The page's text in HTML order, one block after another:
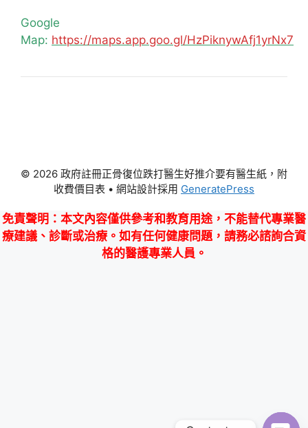
Google
Map: https://maps.app.goo.gl/HzPiknywAfj1yrNx7
© 2026 政府註冊正骨復位跌打醫生好推介要有醫生紙，附
收費價目表 • 網站設計採用 GeneratePress
免責聲明 ：本文內容僅供參考和教育用途，不能替代專業醫
療建議、診斷或治療。如有任何健康問題，請務必諮詢合資
格的醫護專業人員。